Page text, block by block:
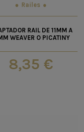
Railes
RAIL DE 11MM A
WEAVER O PICATINY
8,35 €